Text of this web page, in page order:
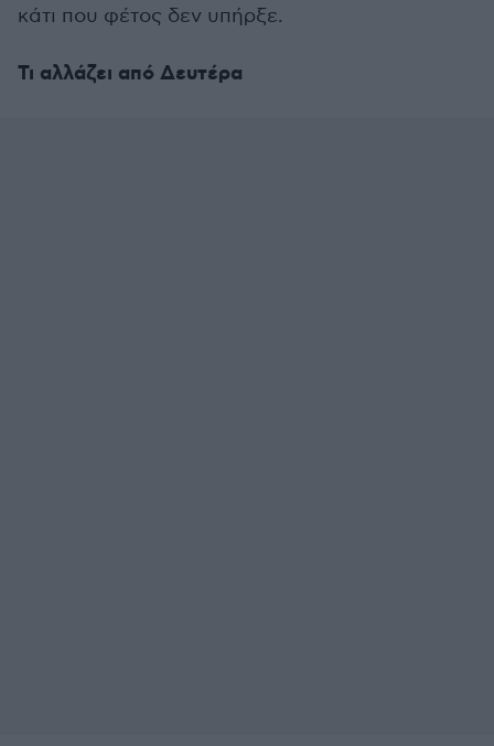
κάτι που φέτος δεν υπήρξε.
Τι αλλάζει από Δευτέρα